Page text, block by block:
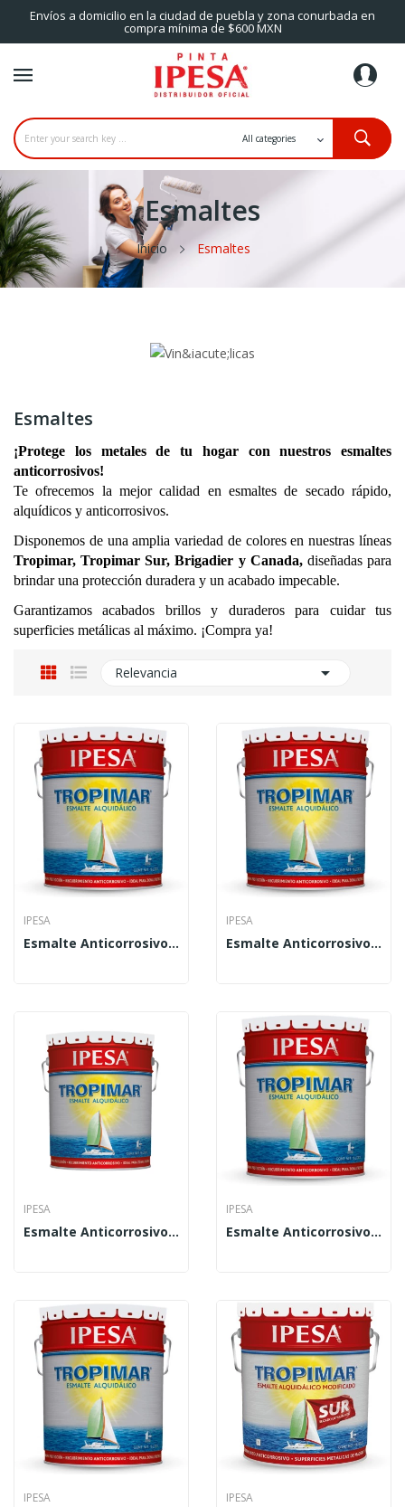
Envíos a domicilio en la ciudad de puebla y zona conurbada en
compra mínima de $600 MXN
Esmaltes
Inicio Esmaltes
Esmaltes
¡Protege los metales de tu hogar con nuestros esmaltes
anticorrosivos!
Te ofrecemos la mejor calidad en esmaltes de secado rápido,
alquídicos y anticorrosivos.
Disponemos de una amplia variedad de colores en nuestras líneas
Tropimar, Tropimar Sur, Brigadier y Canada, diseñadas para
brindar una protección duradera y un acabado impecable.
Garantizamos acabados brillos y duraderos para cuidar tus
superficies metálicas al máximo. ¡Compra ya!
Relevancia 
IPESA
Esmalte Anticorrosivo Tropimar 250 Ml
IPESA
Esmalte Anticorrosivo Tropimar 500 Ml
IPESA
Esmalte Anticorrosivo Tropimar 1 L
IPESA
Esmalte Anticorrosivo Tropimar 19 L
IPESA IPESA